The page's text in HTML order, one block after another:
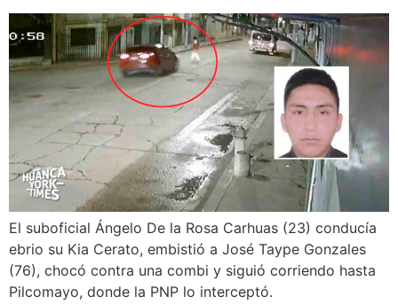
El suboficial Ángelo De la Rosa Carhuas (23) conducía
ebrio su Kia Cerato, embistió a José Taype Gonzales
(76), chocó contra una combi y siguió corriendo hasta
Pilcomayo, donde la PNP lo interceptó.